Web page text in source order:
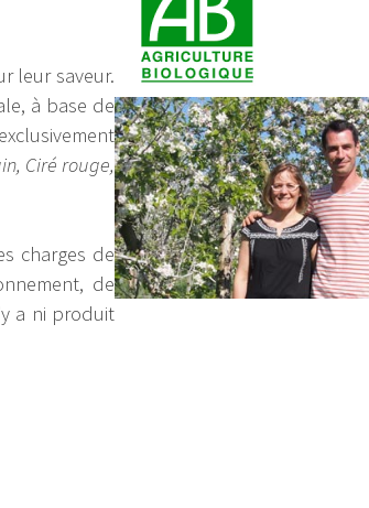
leur saveur.
à base de
Ciré rouge,
charges de
de
a ni produit